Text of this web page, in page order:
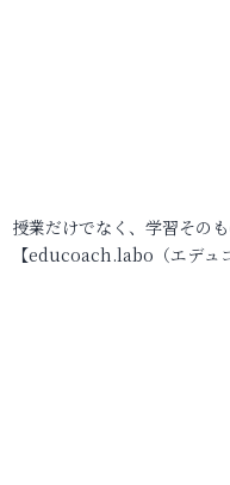
授業だけでなく、学習その
【educoach.labo（エデュ